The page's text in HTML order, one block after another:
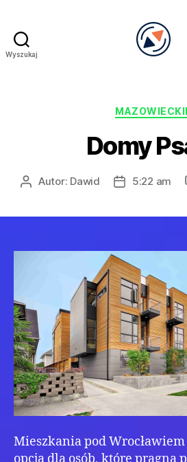
Wyszukaj
Domy
AutorAutor: Dawid
Data5:22 am
Mieszkania pod
opcja dla osób, które pragną